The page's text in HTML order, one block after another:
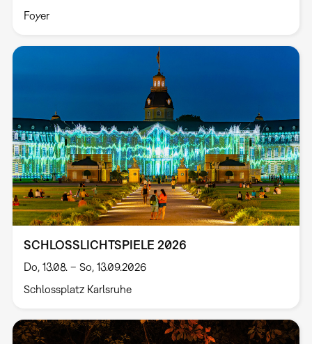
Foyer
SCHLOSSLICHTSPIELE 2026
Do, 13.08. – So, 13.09.2026
Schlossplatz Karlsruhe